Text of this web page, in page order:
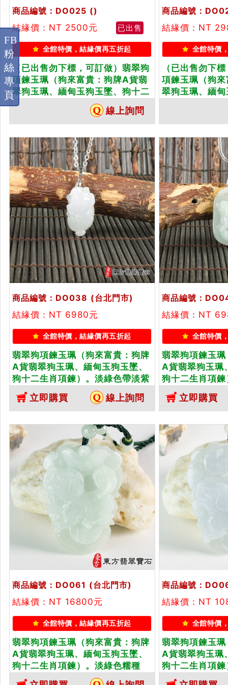
商品編號：DO025 ()
結緣價：NT 2500元
已出售
全館特價，結緣價再五折起
（已出售勿下標，可訂做）翡翠狗
項鍊玉珮（狗來富貴：狗牌A貨翡
翠狗玉珮、緬甸玉狗玉墜、狗十二
生肖項鍊）。綠色糯種狗，
DO025。客製化訂做各種翡翠狗吊
墜玉珮項鍊。★附A貨翡翠雙證書
線上詢問
商品編號：
結緣價：NT
全館特價
（已出售勿下
項鍊玉珮（狗
翠狗玉珮、緬
墜玉珮項鍊。★
商品編號：DO038 (台北門市)
結緣價：NT 6980元
全館特價，結緣價再五折起
翡翠狗項鍊玉珮（狗來富貴：狗牌
A貨翡翠狗玉珮、緬甸玉狗玉墜、
狗十二生肖項鍊）。淡綠色帶淡紫
色微冰糯種狗，DO038。客製化訂
做各種翡翠狗吊墜玉珮項鍊。★附
A貨翡翠雙證書
立即購買 線上詢問
商品編號：
結緣價：NT
全館特價
翡翠狗項鍊玉
A貨翡翠狗玉珮
狗十二生肖項
狗，DO040。
翠狗吊墜玉珮
雙證書
立即購買
商品編號：DO061 (台北門市)
結緣價：NT 16800元
全館特價，結緣價再五折起
翡翠狗項鍊玉珮（狗來富貴：狗牌
A貨翡翠狗玉珮、緬甸玉狗玉墜、
狗十二生肖項鍊）。淡綠色糯種
狗，DO061。客製化訂做各種翡翠
商品編號：
結緣價：NT
全館特價
翡翠狗項鍊玉
A貨翡翠狗玉珮
狗十二生肖項
狗，DO062。
FB
粉
絲
專
頁